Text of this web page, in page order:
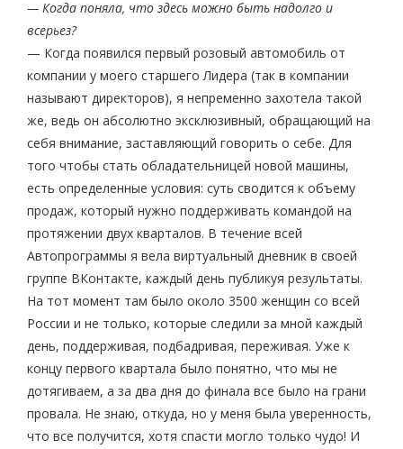
— Когда поняла, что здесь можно быть надолго и
всерьез?
— Когда появился первый розовый автомобиль от
компании у моего старшего Лидера (так в компании
называют директоров), я непременно захотела такой
же, ведь он абсолютно эксклюзивный, обращающий на
себя внимание, заставляющий говорить о себе. Для
того чтобы стать обладательницей новой машины,
есть определенные условия: суть сводится к объему
продаж, который нужно поддерживать командой на
протяжении двух кварталов. В течение всей
Автопрограммы я вела виртуальный дневник в своей
группе ВКонтакте, каждый день публикуя результаты.
На тот момент там было около 3500 женщин со всей
России и не только, которые следили за мной каждый
день, поддерживая, подбадривая, переживая. Уже к
концу первого квартала было понятно, что мы не
дотягиваем, а за два дня до финала все было на грани
провала. Не знаю, откуда, но у меня была уверенность,
что все получится, хотя спасти могло только чудо! И